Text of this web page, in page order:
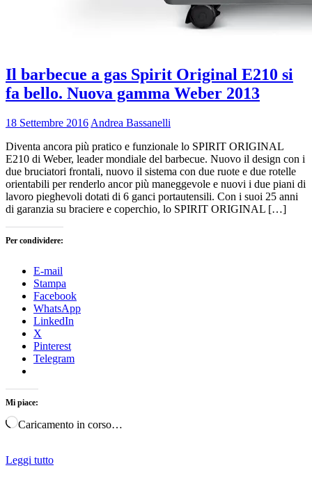
Il barbecue a gas Spirit Original E210 si
fa bello. Nuova gamma Weber 2013
18 Settembre 2016 Andrea Bassanelli
Diventa ancora più pratico e funzionale lo SPIRIT ORIGINAL
E210 di Weber, leader mondiale del barbecue. Nuovo il design con i
due bruciatori frontali, nuovo il sistema con due ruote e due rotelle
orientabili per renderlo ancor più maneggevole e nuovi i due piani di
lavoro pieghevoli dotati di 6 ganci portautensili. Con i suoi 25 anni
di garanzia su braciere e coperchio, lo SPIRIT ORIGINAL […]
Per condividere:
E-mail
Stampa
Facebook
WhatsApp
LinkedIn
X
Pinterest
Telegram
Mi piace:
Caricamento in corso…
Leggi tutto